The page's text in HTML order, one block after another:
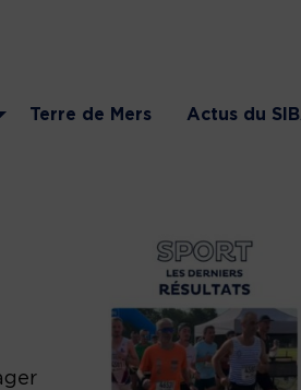
Terre de Mers Actus du